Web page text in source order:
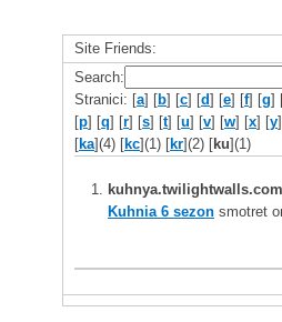
Site Friends:
Search:
Stranici: [a] [b] [c] [d] [e] [f] [g]
[p] [q] [r] [s] [t] [u] [v] [w] [x] [y
[ka](4) [kc](1) [kr](2) [ku](1)
kuhnya.twilightwalls.com
Kuhnia 6 sezon smotret